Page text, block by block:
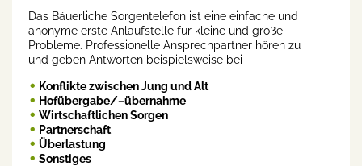
Das Bäuerliche Sorgentelefon ist eine einfache und
anonyme erste Anlaufstelle für kleine und große
Probleme. Professionelle Ansprechpartner hören zu
und geben Antworten beispielsweise bei
Konflikte zwischen Jung und Alt
Hofübergabe/–übernahme
Wirtschaftlichen Sorgen
Partnerschaft
Überlastung
Sonstiges